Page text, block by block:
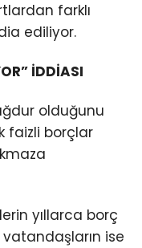
farklı
ediliyor.
İDDİASI
olduğunu
faizli borçlar
yıllarca borç
vatandaşların ise